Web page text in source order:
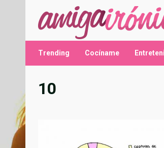
contenido
Trending Cocíname
10